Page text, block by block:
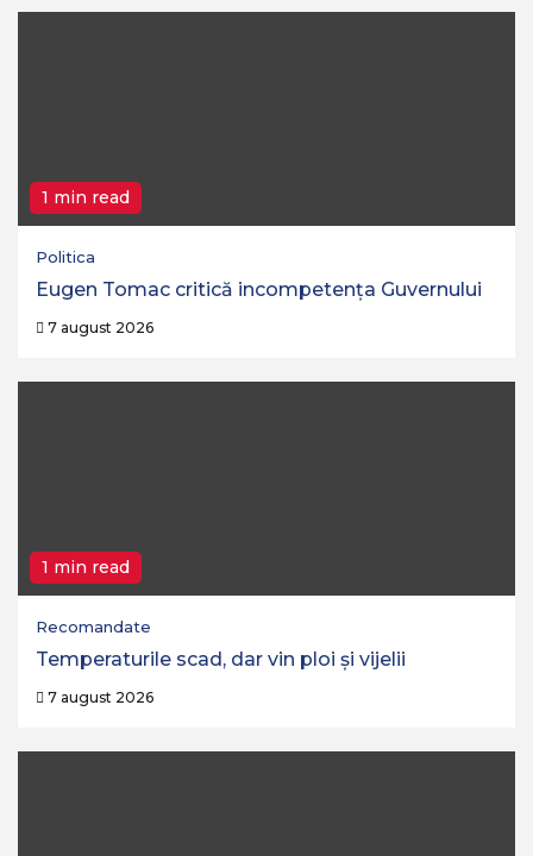
1 min read
Politica
Eugen Tomac critică incompetența Guvernului
7 august 2026
1 min read
Recomandate
Temperaturile scad, dar vin ploi și vijelii
7 august 2026